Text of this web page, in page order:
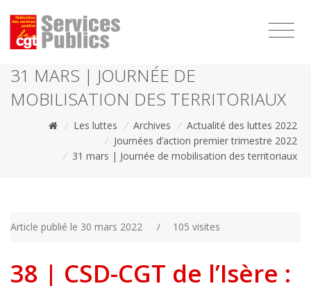
31 MARS | JOURNÉE DE
MOBILISATION DES TERRITORIAUX
/ Les luttes / Archives / Actualité des luttes 2022
/ Journées d’action premier trimestre 2022
/ 31 mars | Journée de mobilisation des territoriaux
Article publié le 30 mars 2022 / 105 visites
38 | CSD-CGT de l’Isère :